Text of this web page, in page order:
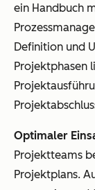
ein Handbuch
Definition und
Projektphasen
Optimaler
Projektteams
Projektplans.